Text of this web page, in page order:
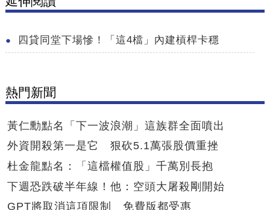
四貸同堂下場慘！「這4檔」內建槓桿卡穩
熱門新聞
黃仁勳點名「下一波浪潮」這族群全面噴出
外資開殺第一是它 狠砍5.1萬張股價重挫
杜金龍點名：「這檔權值股」千萬別長抱
下週恐跌破半年線！他：空頭大屠殺剛開始
GPT將取消這項限制 免費版都受惠